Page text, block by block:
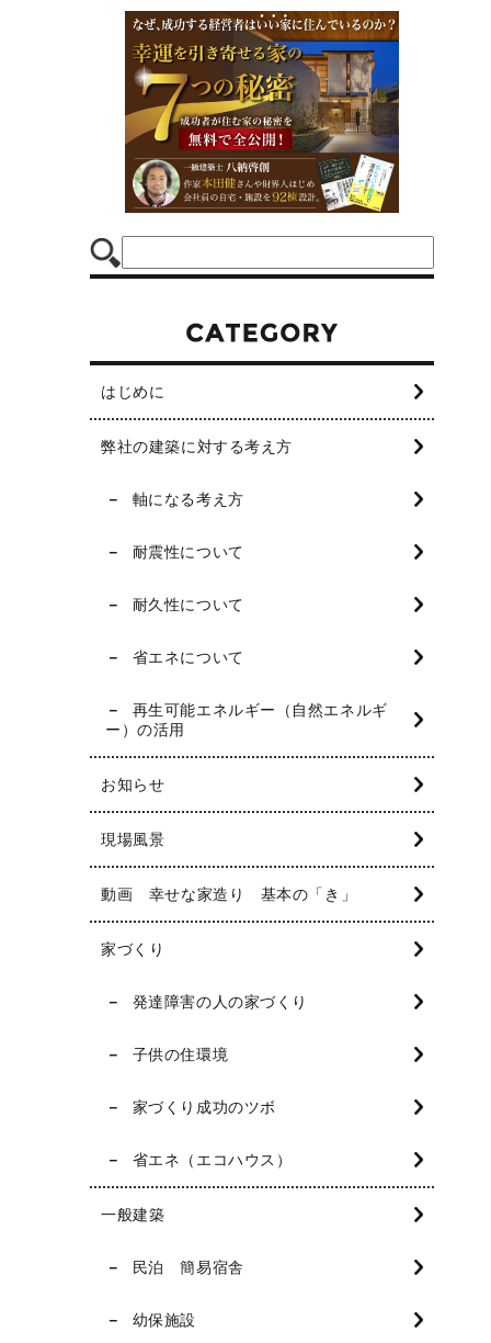
はじめに
弊社の建築に対する考え方
軸になる考え方
耐震性について
耐久性について
省エネについて
再生可能エネルギー（自然エネルギ
ー）の活用
お知らせ
現場風景
動画 幸せな家造り 基本の「き」
家づくり
発達障害の人の家づくり
子供の住環境
家づくり成功のツボ
省エネ（エコハウス）
一般建築
民泊 簡易宿舎
幼保施設